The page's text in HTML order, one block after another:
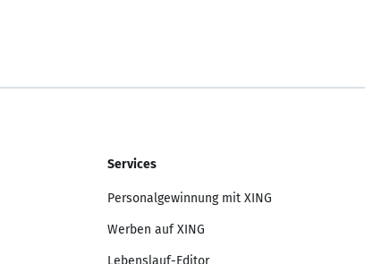
Services
Personalgewinnung mit XING
Werben auf XING
Lebenslauf-Editor